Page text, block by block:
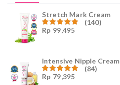
Stretch Mark Cream
Dinilai
(140)
Rp 99,495
Intensive Nipple Cream
Dinilai
(84)
Rp 79,395